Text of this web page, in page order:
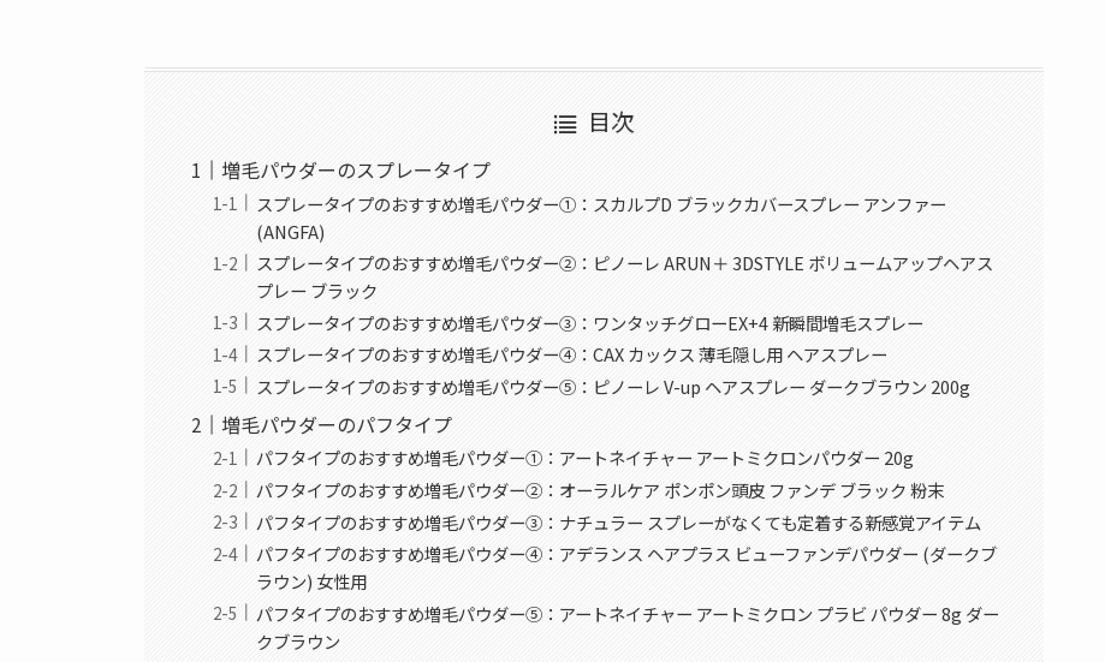
目次
増毛パウダーのスプレータイプ
スプレータイプのおすすめ増毛パウダー①：スカルプD ブラックカバースプレー アンファー
(ANGFA)
スプレータイプのおすすめ増毛パウダー②：ピノーレ ARUN＋ 3DSTYLE ボリュームアップヘアス
プレー ブラック
スプレータイプのおすすめ増毛パウダー③：ワンタッチグローEX+4 新瞬間増毛スプレー
スプレータイプのおすすめ増毛パウダー④：CAX カックス 薄毛隠し用 ヘアスプレー
スプレータイプのおすすめ増毛パウダー⑤：ピノーレ V-up ヘアスプレー ダークブラウン 200g
増毛パウダーのパフタイプ
パフタイプのおすすめ増毛パウダー①：アートネイチャー アートミクロンパウダー 20g
パフタイプのおすすめ増毛パウダー②：オーラルケア ポンポン頭皮 ファンデ ブラック 粉末
パフタイプのおすすめ増毛パウダー③：ナチュラー スプレーがなくても定着する新感覚アイテム
パフタイプのおすすめ増毛パウダー④：アデランス ヘアプラス ビューファンデパウダー (ダークブ
ラウン) 女性用
パフタイプのおすすめ増毛パウダー⑤：アートネイチャー アートミクロン プラビ パウダー 8g ダー
クブラウン